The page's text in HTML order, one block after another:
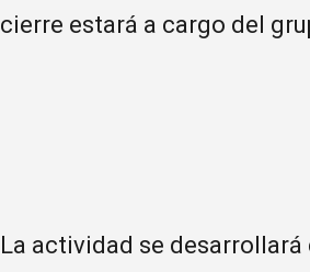
cierre estará a cargo del
La actividad se